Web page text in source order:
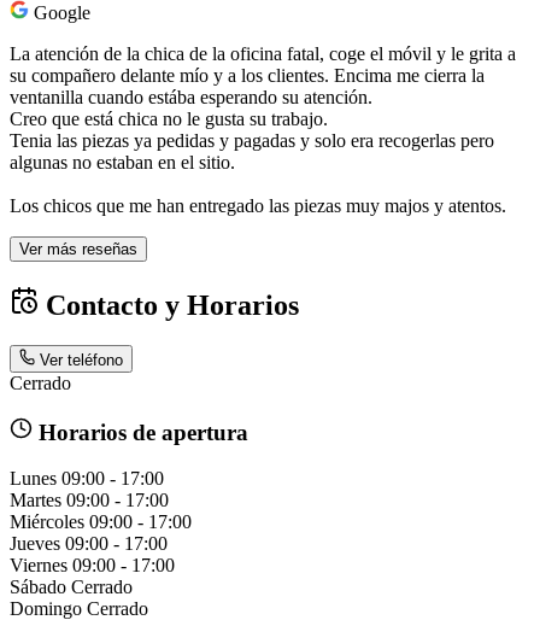
Google
La atención de la chica de la oficina fatal, coge el móvil y le grita a
su compañero delante mío y a los clientes. Encima me cierra la
ventanilla cuando estába esperando su atención.
Creo que está chica no le gusta su trabajo.
Tenia las piezas ya pedidas y pagadas y solo era recogerlas pero
algunas no estaban en el sitio.
Los chicos que me han entregado las piezas muy majos y atentos.
Ver más reseñas
Contacto y Horarios
Ver teléfono
Cerrado
Horarios de apertura
Lunes 09:00 - 17:00
Martes 09:00 - 17:00
Miércoles 09:00 - 17:00
Jueves 09:00 - 17:00
Viernes 09:00 - 17:00
Sábado Cerrado
Domingo Cerrado